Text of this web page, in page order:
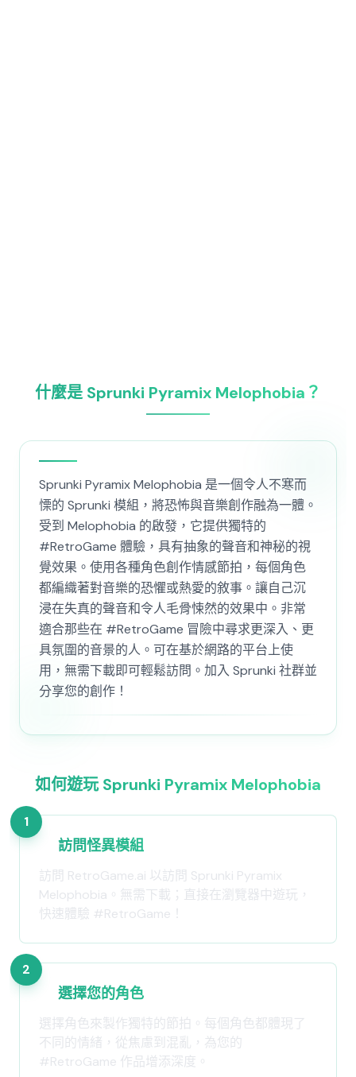
什麼是 Sprunki Pyramix Melophobia？
Sprunki Pyramix Melophobia 是一個令人不寒而
慄的 Sprunki 模組，將恐怖與音樂創作融為一體。
受到 Melophobia 的啟發，它提供獨特的
#RetroGame 體驗，具有抽象的聲音和神秘的視
覺效果。使用各種角色創作情感節拍，每個角色
都編織著對音樂的恐懼或熱愛的敘事。讓自己沉
浸在失真的聲音和令人毛骨悚然的效果中。非常
適合那些在 #RetroGame 冒險中尋求更深入、更
具氛圍的音景的人。可在基於網路的平台上使
用，無需下載即可輕鬆訪問。加入 Sprunki 社群並
分享您的創作！
如何遊玩 Sprunki Pyramix Melophobia
1
訪問怪異模組
訪問 RetroGame.ai 以訪問 Sprunki Pyramix
Melophobia。無需下載；直接在瀏覽器中遊玩，
快速體驗 #RetroGame！
2
選擇您的角色
選擇角色來製作獨特的節拍。每個角色都體現了
不同的情緒，從焦慮到混亂，為您的
#RetroGame 作品增添深度。